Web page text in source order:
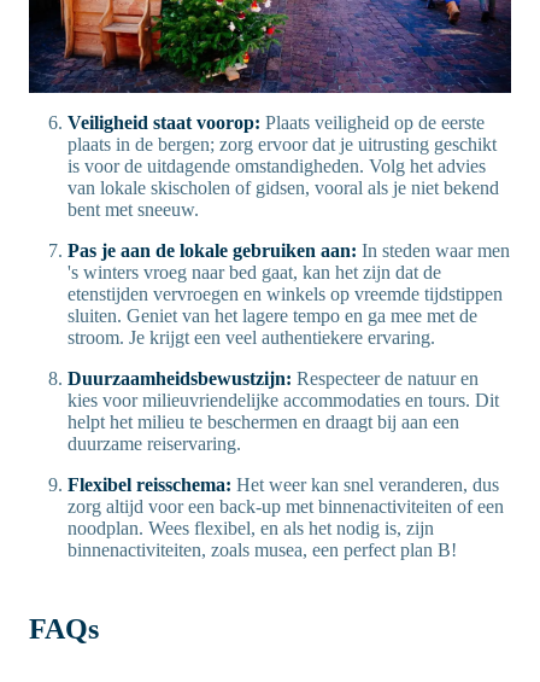
Veiligheid staat voorop: Plaats veiligheid op de eerste
plaats in de bergen; zorg ervoor dat je uitrusting geschikt
is voor de uitdagende omstandigheden. Volg het advies
van lokale skischolen of gidsen, vooral als je niet bekend
bent met sneeuw.
Pas je aan de lokale gebruiken aan: In steden waar men
's winters vroeg naar bed gaat, kan het zijn dat de
etenstijden vervroegen en winkels op vreemde tijdstippen
sluiten. Geniet van het lagere tempo en ga mee met de
stroom. Je krijgt een veel authentiekere ervaring.
Duurzaamheidsbewustzijn: Respecteer de natuur en
kies voor milieuvriendelijke accommodaties en tours. Dit
helpt het milieu te beschermen en draagt bij aan een
duurzame reiservaring.
Flexibel reisschema: Het weer kan snel veranderen, dus
zorg altijd voor een back-up met binnenactiviteiten of een
noodplan. Wees flexibel, en als het nodig is, zijn
binnenactiviteiten, zoals musea, een perfect plan B!
FAQs